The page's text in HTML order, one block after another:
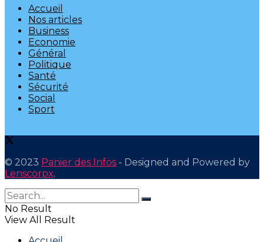
Accueil
Nos articles
Business
Economie
Général
Politique
Santé
Sécurité
Social
Sport
© 2023 Panier des Infos - Designed and Powered by
Lenscorpx.
No Result
View All Result